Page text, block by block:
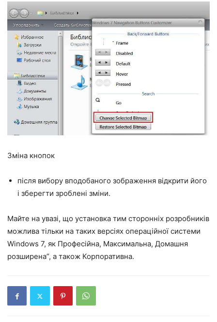
Зміна кнопок
після вибору вподобаного зображення відкрити його
і зберегти зроблені зміни.
Майте на увазі, що установка тим сторонніх розробників
можлива тільки на таких версіях операційної системи
Windows 7, як Професійна, Максимальна, Домашня
розширена”, а також Корпоративна.